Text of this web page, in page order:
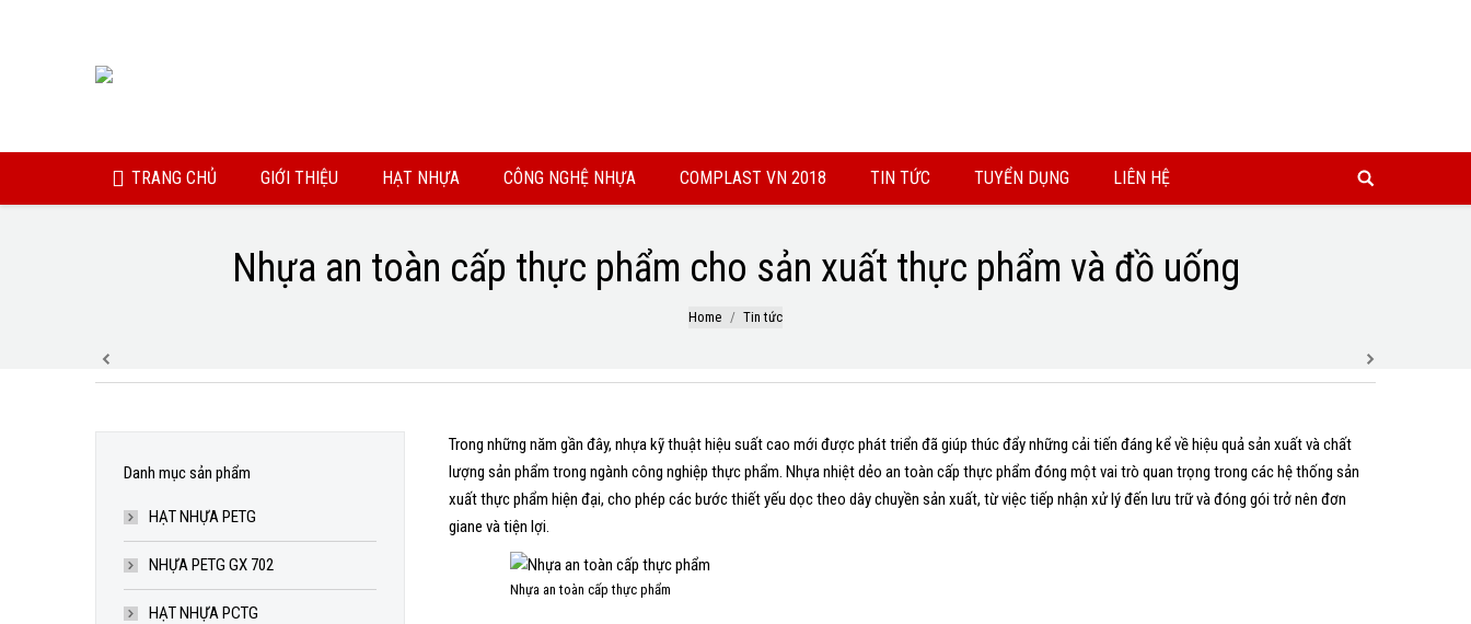
TRANG CHỦ GIỚI THIỆU HẠT NHỰA CÔNG NGHỆ NHỰA COMPLAST VN 2018 TIN TỨC TUYỂN DỤNG LIÊN HỆ
Nhựa an toàn cấp thực phẩm cho sản xuất thực phẩm và đồ uống
Home Tin tức
Trong những năm gần đây, nhựa kỹ thuật hiệu suất cao mới được phát triển đã giúp thúc đẩy những cải tiến đáng kể về hiệu quả sản xuất và chất
lượng sản phẩm trong ngành công nghiệp thực phẩm. Nhựa nhiệt dẻo an toàn cấp thực phẩm đóng một vai trò quan trọng trong các hệ thống sản
xuất thực phẩm hiện đại, cho phép các bước thiết yếu dọc theo dây chuyền sản xuất, từ việc tiếp nhận xử lý đến lưu trữ và đóng gói trở nên đơn
giane và tiện lợi.
Nhựa an toàn cấp thực phẩm
Danh mục sản phẩm
HẠT NHỰA PETG
NHỰA PETG GX 702
HẠT NHỰA PCTG